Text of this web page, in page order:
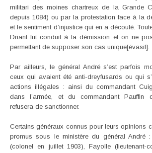
militari des moines chartreux de la Grande
depuis 1084) ou par la protestation face à la
et le sentiment d’injustice qui en a découlé.
Driant fut conduit à la démission et on ne
permettant de supposer son cas unique[évasif].
Par ailleurs, le général André s’est parfois
ceux qui avaient été anti-dreyfusards ou qui
actions illégales : ainsi du commandant
dans l’armée, et du commandant Pauffin
refusera de sanctionner.
Certains généraux connus pour leurs opinions
promus sous le ministère du général André :
(colonel en juillet 1903), Fayolle (lieutenant-